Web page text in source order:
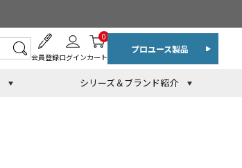
会員登録ログインカート
0
プロユース製品
シリーズ＆ブランド紹介